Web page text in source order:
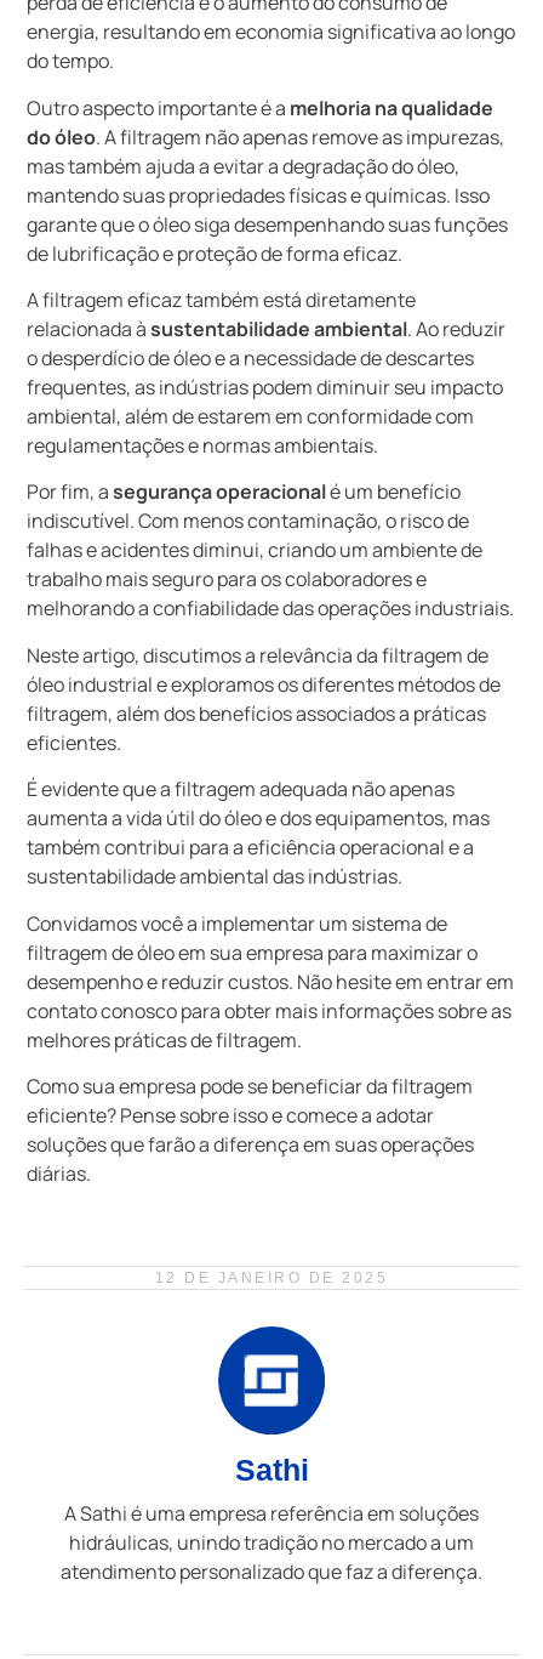
energia, resultando em economia significativa ao longo
do tempo.
Outro aspecto importante é a melhoria na qualidade
do óleo. A filtragem não apenas remove as impurezas,
mas também ajuda a evitar a degradação do óleo,
mantendo suas propriedades físicas e químicas. Isso
garante que o óleo siga desempenhando suas funções
de lubrificação e proteção de forma eficaz.
A filtragem eficaz também está diretamente
relacionada àsustentabilidade ambiental. Ao reduzir
o desperdício de óleo e a necessidade de descartes
frequentes, as indústrias podem diminuir seu impacto
ambiental, além de estarem em conformidade com
regulamentações e normas ambientais.
Por fim, asegurança operacionalé um benefício
indiscutível. Com menos contaminação, o risco de
falhas e acidentes diminui, criando um ambiente de
trabalho mais seguro para os colaboradores e
melhorando a confiabilidade das operações industriais.
Neste artigo, discutimos a relevância da filtragem de
óleo industrial e exploramos os diferentes métodos de
filtragem, além dos benefícios associados a práticas
eficientes.
É evidente que a filtragem adequada não apenas
aumenta a vida útil do óleo e dos equipamentos, mas
também contribui para a eficiência operacional e a
sustentabilidade ambiental das indústrias.
Convidamos você a implementar um sistema de
filtragem de óleo em sua empresa para maximizar o
desempenho e reduzir custos. Não hesite em entrar em
contato conosco para obter mais informações sobre as
melhores práticas de filtragem.
Como sua empresa pode se beneficiar da filtragem
eficiente? Pense sobre isso e comece a adotar
soluções que farão a diferença em suas operações
diárias.
12 DE JANEIRO DE 2025
Sathi
A Sathi é uma empresa referência em soluções
hidráulicas, unindo tradição no mercado a um
atendimento personalizado que faz a diferença.